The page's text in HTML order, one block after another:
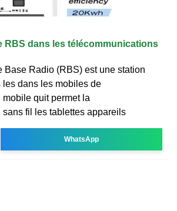
RBS dans les télécommunications
Base Radio (RBS) est une station
les dans les mobiles de
quit permet la
fil les tablettes appareils
WhatsApp